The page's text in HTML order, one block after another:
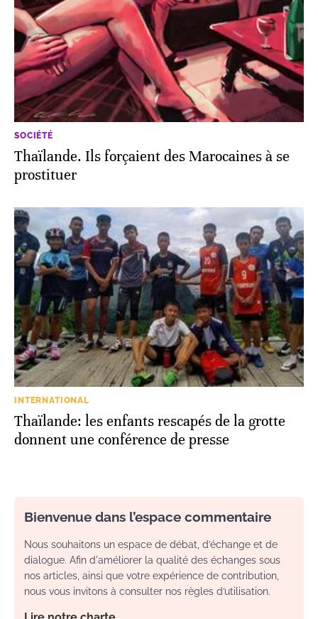
SOCIÉTÉ
Thaïlande. Ils forçaient des Marocaines à se
prostituer
INTERNATIONAL
Thaïlande: les enfants rescapés de la grotte
donnent une conférence de presse
Bienvenue dans l’espace commentaire
Nous souhaitons un espace de débat, d’échange et de
dialogue. Afin d'améliorer la qualité des échanges sous
nos articles, ainsi que votre expérience de contribution,
nous vous invitons à consulter nos règles d’utilisation.